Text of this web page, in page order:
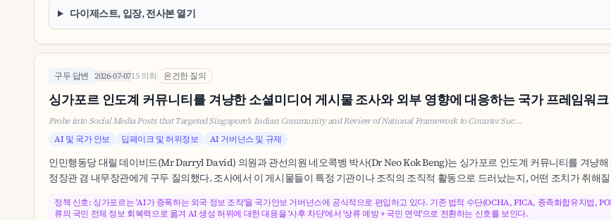
다이제스트, 입장, 전사본 열기
구두 답변 2026-07-0715 의회 온건한 질의
싱가포르 인도계 커뮤니티를 겨냥한 소셜미디어 게시물 조사와 외부 영향에 대응하는 국가 프레임워
Probe into Social Media Posts that Targeted Singapore's Indian Community and Review of National Framework to Counter Suc...
AI 및 국가 안보
딥페이크 및 허위정보 AI 거버넌스 및 규제
인민행동당 대릴 데이비드(Mr Darryl David) 의원과 관선의원 네오콕벵 박사(Dr Neo Kok Beng)는 싱가포르 인도계 커뮤니티를 겨냥
정장관 겸 내무장관에게 구두 질의했다. 조사에서 이 게시물들이 특정 기관이나 조직의 조직적 활동으로 드러났는지, 어떤 조치가 취해
정책 신호: 싱가포르는 'AI가 증폭하는 외국 정보 조작'을 국가안보 거버넌스에 공식적으로 편입하고 있다. 기존 법적 수단(OCHA, FICA, 종족화합유지법,
류의 국민 전체 정보 회복력으로 옮겨 AI 생성 허위에 대한 대응을 '사후 차단'에서 '상류 예방 + 국민 면역'으로 전환하는 신호를 보인다.